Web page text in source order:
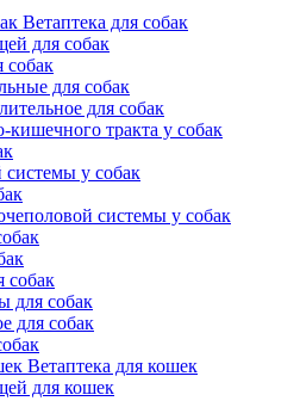
Ветаптека для собак
для собак
собак
для собак
для собак
кишечного тракта у собак
у собак
системы у собак
собак
для собак
для собак
Ветаптека для кошек
для кошек